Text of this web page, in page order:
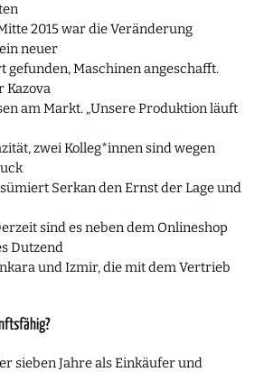
2015 war die Veränderung
neuer
gefunden, Maschinen angeschafft.
Kazova
am Markt. „Unsere Produktion läuft
zwei Kolleg*innen sind wegen
Serkan den Ernst der Lage und
sind es neben dem Onlineshop
Dutzend
und Izmir, die mit dem Vertrieb
sieben Jahre als Einkäufer und